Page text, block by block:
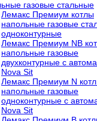
газовые стальные
Лемакс Премиум котлы
напольные газовые
одноконтурные
Лемакс Премиум NB
напольные газовые
двухконтурные c
Nova Sit
Лемакс Премиум N
напольные газовые
одноконтурные c
Nova Sit